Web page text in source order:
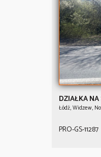
DZIAŁKA NA
Łódź, Widzew,
PRO-GS-11287